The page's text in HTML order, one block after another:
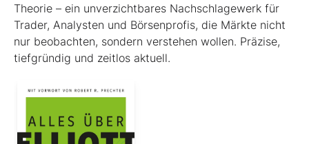
Theorie – ein unverzichtbares Nachschlagewerk für
Trader, Analysten und Börsenprofis, die Märkte nicht
nur beobachten, sondern verstehen wollen. Präzise,
tiefgründig und zeitlos aktuell.